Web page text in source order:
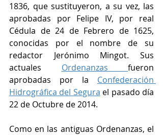
1836, que sustituyeron, a su vez, las
aprobadas por Felipe IV, por real
Cédula de 24 de Febrero de 1625,
conocidas por el nombre de su
redactor Jerónimo Mingot. Sus
actuales Ordenanzas fueron
aprobadas por la Confederación
Hidrográfica del Segura el pasado día
22 de Octubre de 2014.
Como en las antiguas Ordenanzas, el